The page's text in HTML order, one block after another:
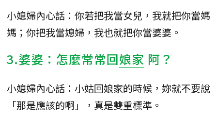
小媳婦內心話：你若把我當女兒，我就把你當媽
媽；你把我當媳婦，我也就把你當婆婆。
3.婆婆：怎麼常常回娘家 阿？
小媳婦內心話：小姑回娘家的時候，妳就不要說
「那是應該的啊」，真是雙重標準。